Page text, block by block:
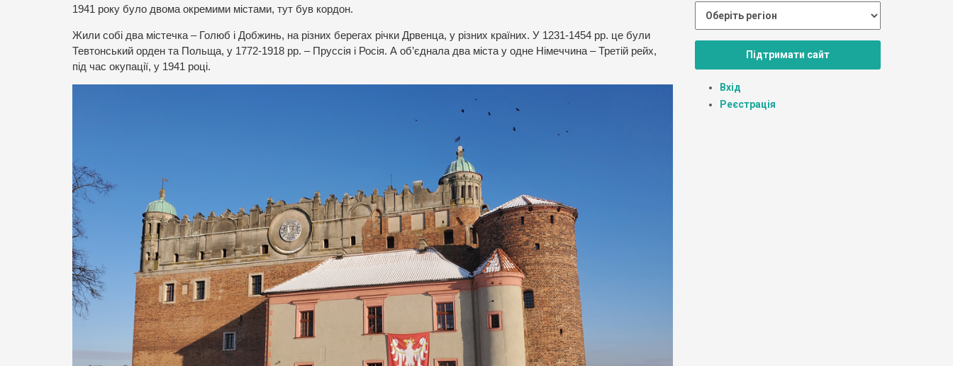
1941 року було двома окремими містами, тут був кордон.
Жили собі два містечка – Голюб і Добжинь, на різних берегах річки Дрвенца, у різних країних. У 1231-1454 рр. це були
Тевтонський орден та Польща, у 1772-1918 рр. – Пруссія і Росія. А об’єднала два міста у одне Німеччина – Третій рейх,
під час окупації, у 1941 році.
Підтримати сайт
Вхід
Реєстрація